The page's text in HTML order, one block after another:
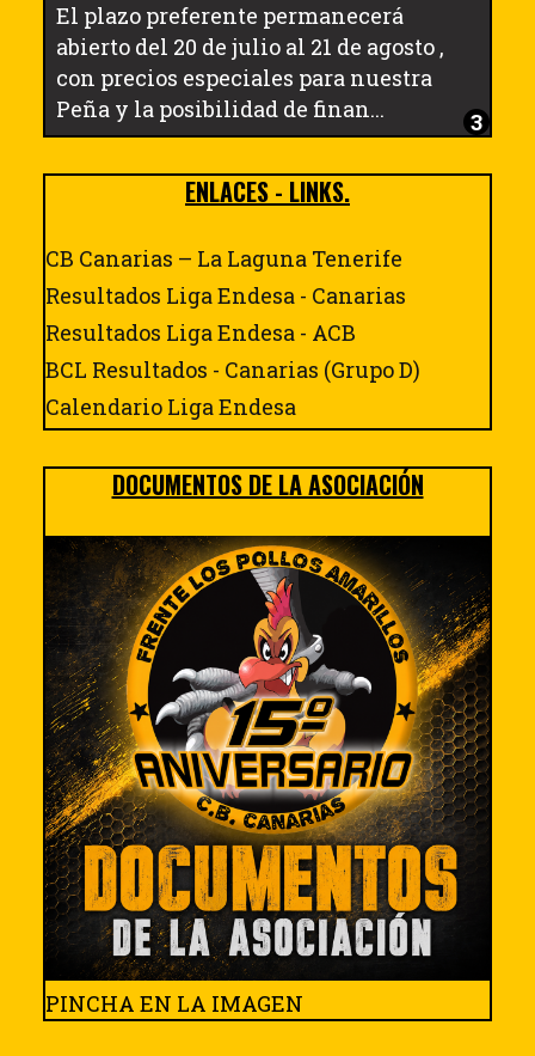
El plazo preferente permanecerá
abierto del 20 de julio al 21 de agosto ,
con precios especiales para nuestra
Peña y la posibilidad de finan...
ENLACES - LINKS.
CB Canarias – La Laguna Tenerife
Resultados Liga Endesa - Canarias
Resultados Liga Endesa - ACB
BCL Resultados - Canarias (Grupo D)
Calendario Liga Endesa
DOCUMENTOS DE LA ASOCIACIÓN
PINCHA EN LA IMAGEN